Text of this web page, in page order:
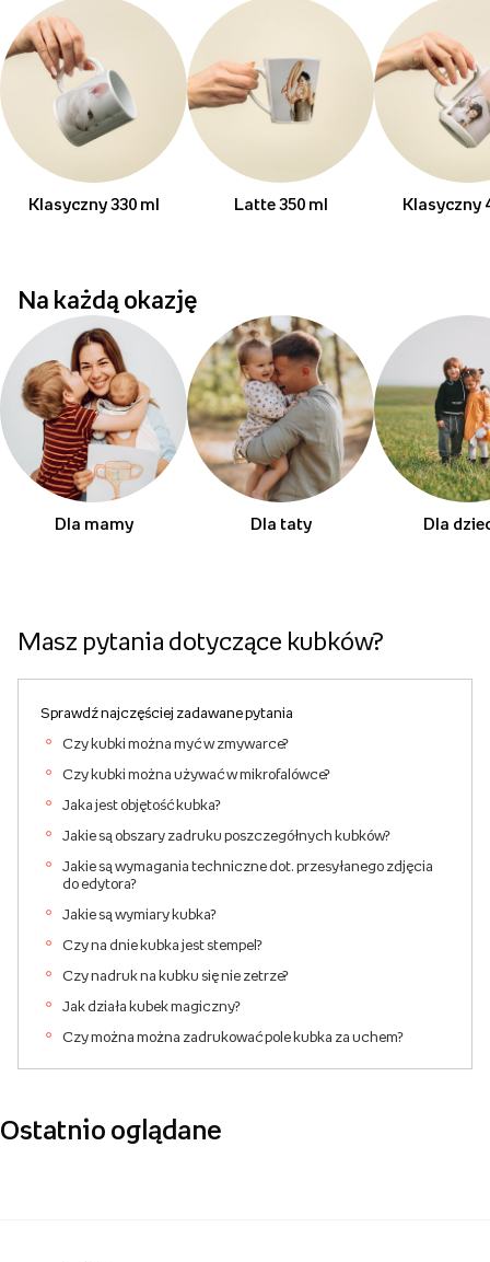
Klasyczny 330 ml Latte 350 ml Klasyczny
Na każdą okazję
Dla mamy Dla taty Dla
Masz pytania dotyczące kubków?
Sprawdź najczęściej zadawane pytania
Czy kubki można myć w zmywarce?
Czy kubki można używać w mikrofalówce?
Jaka jest objętość kubka?
Jakie są obszary zadruku poszczegółnych kubków?
Jakie są wymagania techniczne dot. przesyłanego zdjęcia
do edytora?
Jakie są wymiary kubka?
Czy na dnie kubka jest stempel?
Czy nadruk na kubku się nie zetrze?
Jak działa kubek magiczny?
Czy można można zadrukować pole kubka za uchem?
Ostatnio oglądane